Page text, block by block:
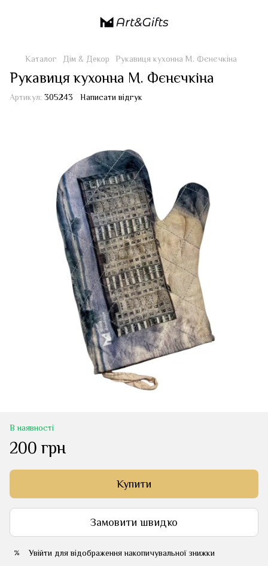
Каталог Дім & Декор Рукавиця кухонна М. Фєнєчкіна
Рукавиця кухонна М. Фєнєчкіна
Артикул: 305243 Написати відгук
В наявності
200 грн
Купити
Замовити швидко
% Увійти для відображення накопичувальної знижки